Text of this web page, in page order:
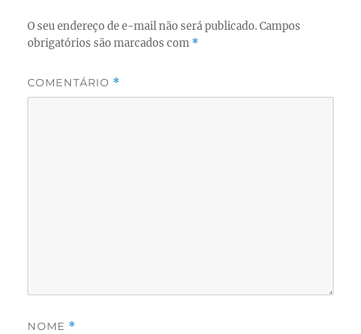
O seu endereço de e-mail não será publicado. Campos
obrigatórios são marcados com *
COMENTÁRIO *
NOME *